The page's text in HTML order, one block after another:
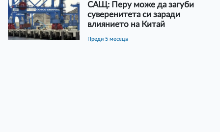
САЩ: Перу може да загуби
суверенитета си заради
влиянието на Китай
преди 5 месеца